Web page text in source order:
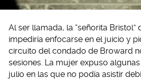
Al ser llamada, la “señorita
impediría enfocarse en el juicio y
circuito del condado de Broward
sesiones. La mujer expuso
julio en las que no podía asistir